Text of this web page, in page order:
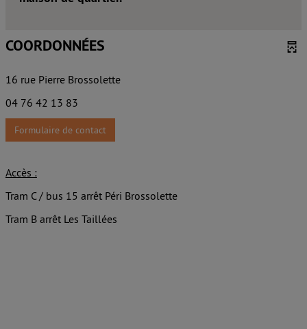
COORDONNÉES
16 rue Pierre Brossolette
04 76 42 13 83
Formulaire de contact
Accès :
Tram C / bus 15 arrêt Péri Brossolette
Tram B arrêt Les Taillées